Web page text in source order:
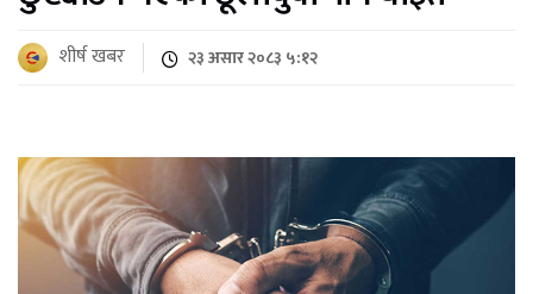
शीर्ष खबर २३ असार २०८३ ५:१२